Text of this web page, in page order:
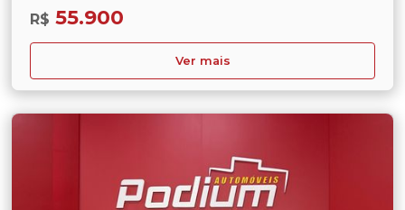
R$ 55.900
Ver mais